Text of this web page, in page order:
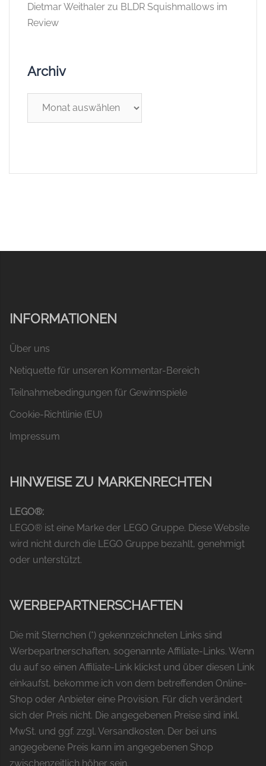
Dietmar Weithaler zu BLDR Squishmallows im
Review
Archiv
INFORMATIONEN
Über uns
Netiquette für unseren Kommentar-Bereich
Teilnahmebedingungen für Gewinnspiele
Cookie-Richtlinie (EU)
Impressum
HINWEISE ZU MARKENRECHTEN
LEGO®:
LEGO® ist eine Marke der LEGO Gruppe. Diese Website
wird nicht durch die LEGO Gruppe bezahlt, genehmigt
oder unterstützt.
WERBEPARTNERSCHAFTEN
Die mit Sternchen (*) gekennzeichneten Links sind
Werbepartnerschaften, sogenannte Affiliate-Links. Wenn
du auf so einen Affiliate-Link klickst und über diesen Link
einkaufst, bekomme ich von dem betreffenden Online-
Shop oder Anbieter eine Provision. Für dich verändert
sich der Preis nicht. Die angegebenen Preise sind inkl.
MwSt. und ggf. zzgl. Versandkosten. Der bei uns
angegebene Preis kann im angegebenen Shop
zwischenzeitlich höher sein.